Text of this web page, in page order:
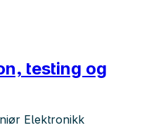
testing og
Elektronikk